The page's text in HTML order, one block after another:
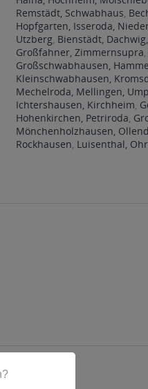
Remstädt, Schwabhaus,
Hopfgarten, Isseroda,
Utzberg, Bienstädt,
Großfahner, Zimmernsupra,
Großschwabhausen,
Kleinschwabhausen,
Mechelroda, Mellingen,
Ichtershausen, Kirchheim,
Hohenkirchen, Petriroda,
Mönchenholzhausen,
Rockhausen, Luisenthal,